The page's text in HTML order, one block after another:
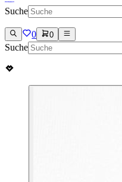
Suche
0 0
Suche